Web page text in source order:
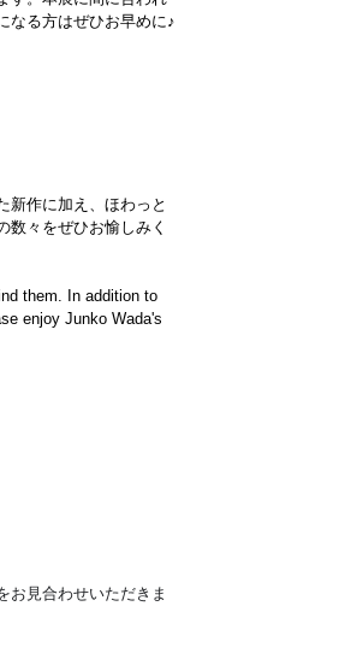
なる方はぜひお早めに♪
新作に加え、ほわっと
数々をぜひお愉しみく
them. In addition to
enjoy Junko Wada's
お見合わせいただきま